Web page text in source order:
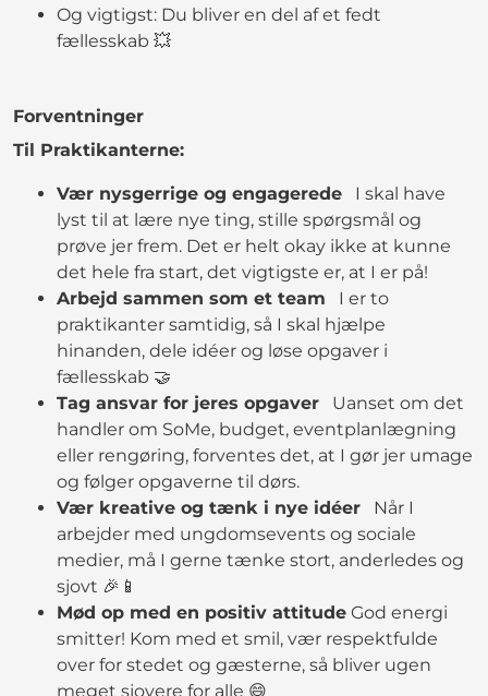
Og vigtigst: Du bliver en del af et fedt
fællesskab 💥
Forventninger
Til Praktikanterne:
Vær nysgerrige og engagerede I skal have
lyst til at lære nye ting, stille spørgsmål og
prøve jer frem. Det er helt okay ikke at kunne
det hele fra start, det vigtigste er, at I er på!
Arbejd sammen som et team I er to
praktikanter samtidig, så I skal hjælpe
hinanden, dele idéer og løse opgaver i
fællesskab 🤝
Tag ansvar for jeres opgaver Uanset om det
handler om SoMe, budget, eventplanlægning
eller rengøring, forventes det, at I gør jer umage
og følger opgaverne til dørs.
Vær kreative og tænk i nye idéer Når I
arbejder med ungdomsevents og sociale
medier, må I gerne tænke stort, anderledes og
sjovt 🎉📱
Mød op med en positiv attitude God energi
smitter! Kom med et smil, vær respektfulde
over for stedet og gæsterne, så bliver ugen
meget sjovere for alle 😄